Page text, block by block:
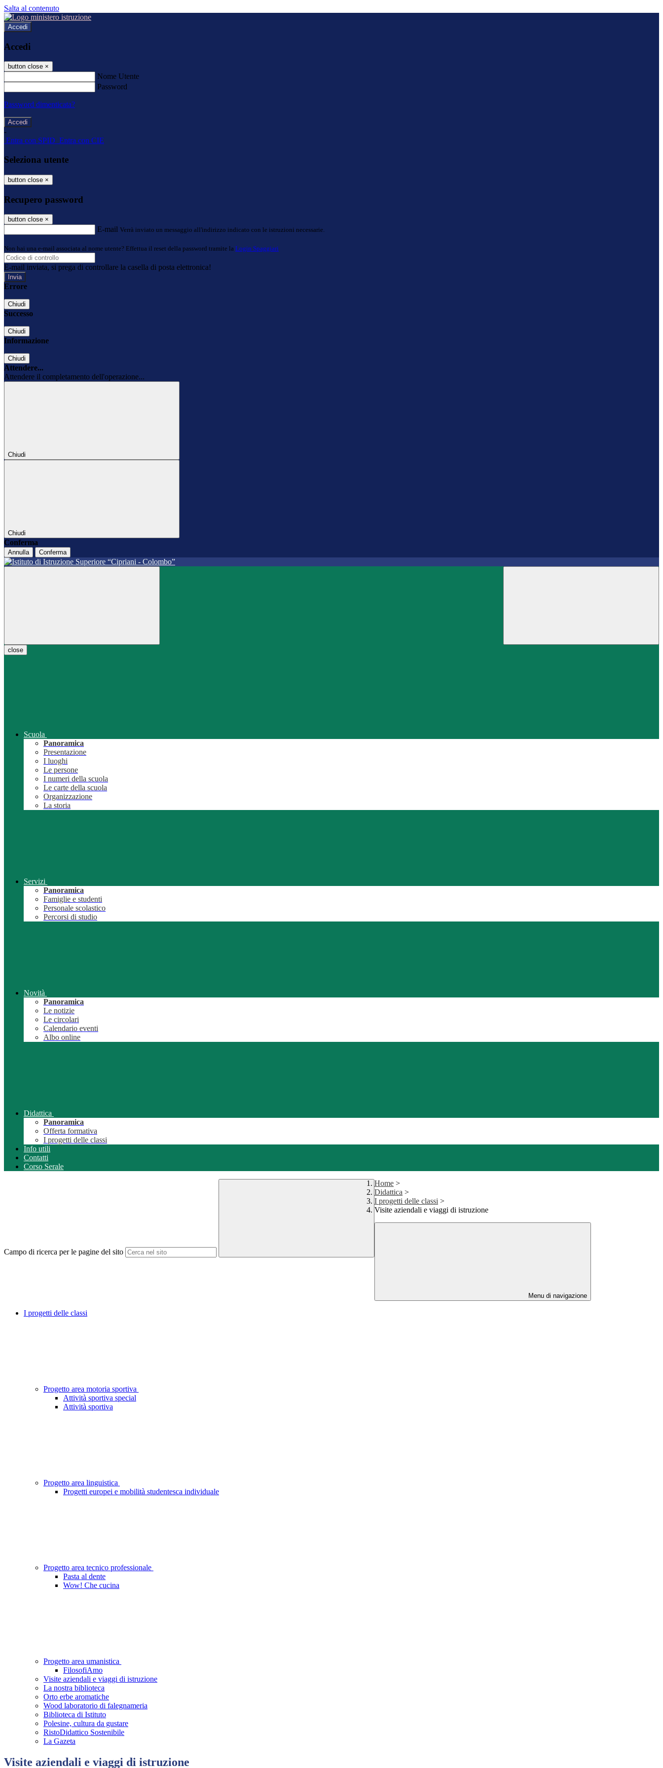
Salta al contenuto
Accedi
Accedi
button close ×
Nome Utente
Password
Password dimenticata?
-
Entra con SPID Entra con CIE
Seleziona utente
button close ×
Recupero password
button close ×
E-mail Verrà inviato un messaggio all'indirizzo indicato con le istruzioni necessarie.
Non hai una e-mail associata al nome utente? Effettua il reset della password tramite la Login Spaggiari
E-mail inviata, si prega di controllare la casella di posta elettronica!
Errore
Chiudi
Successo
Chiudi
Informazione
Chiudi
Attendere...
Attendere il completamento dell'operazione...
Chiudi
Chiudi
Conferma
Annulla Conferma
close
Scuola
Panoramica
Presentazione
I luoghi
Le persone
I numeri della scuola
Le carte della scuola
Organizzazione
La storia
Servizi
Panoramica
Famiglie e studenti
Personale scolastico
Percorsi di studio
Novità
Panoramica
Le notizie
Le circolari
Calendario eventi
Albo online
Didattica
Panoramica
Offerta formativa
I progetti delle classi
Info utili
Contatti
Corso Serale
Campo di ricerca per le pagine del sito
Home >
Didattica >
I progetti delle classi >
Visite aziendali e viaggi di istruzione
Menu di navigazione
I progetti delle classi
Progetto area motoria sportiva
Attività sportiva special
Attività sportiva
Progetto area linguistica
Progetti europei e mobilità studentesca individuale
Progetto area tecnico professionale
Pasta al dente
Wow! Che cucina
Progetto area umanistica
FilosofiAmo
Visite aziendali e viaggi di istruzione
La nostra biblioteca
Orto erbe aromatiche
Wood laboratorio di falegnameria
Biblioteca di Istituto
Polesine, cultura da gustare
RistoDidattico Sostenibile
La Gazeta
Visite aziendali e viaggi di istruzione